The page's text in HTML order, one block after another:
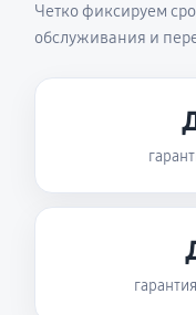
Четко фиксируем
обслуживания и